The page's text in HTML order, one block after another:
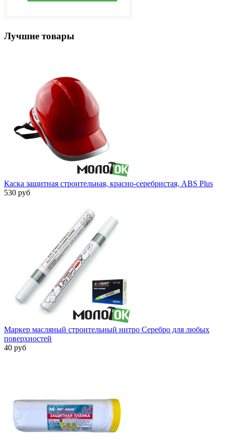
Лучшие товары
Каска защитная строительная, красно-серебристая, ABS Plus
530 руб
Маркер масляный строительный нитро Серебро для любых
поверхностей
40 руб